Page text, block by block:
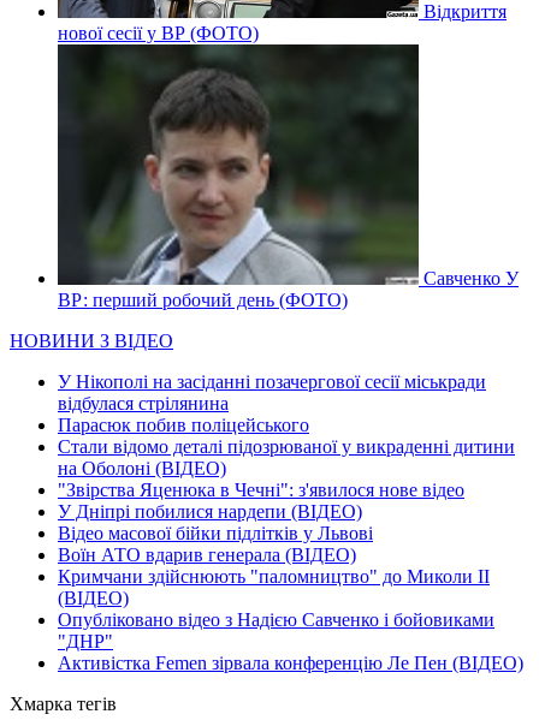
Відкриття
нової сесії у ВР (ФОТО)
Савченко У
ВР: перший робочий день (ФОТО)
НОВИНИ З ВІДЕО
У Нікополі на засіданні позачергової сесії міськради
відбулася стрілянина
Парасюк побив поліцейського
Стали відомо деталі підозрюваної у викраденні дитини
на Оболоні (ВІДЕО)
"Звірства Яценюка в Чечні": з'явилося нове відео
У Дніпрі побилися нардепи (ВІДЕО)
Відео масової бійки підлітків у Львові
Воїн АТО вдарив генерала (ВІДЕО)
Кримчани здійснюють "паломництво" до Миколи ІІ
(ВІДЕО)
Опубліковано відео з Надією Савченко і бойовиками
"ДНР"
Активістка Femen зірвала конференцію Ле Пен (ВІДЕО)
Хмарка тегів